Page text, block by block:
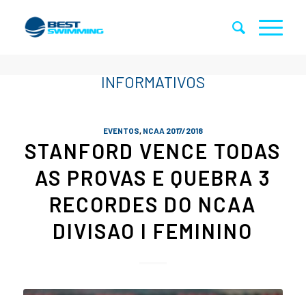
EVENTOS, NCAA 2017/2018
STANFORD VENCE TODAS
AS PROVAS E QUEBRA 3
RECORDES DO NCAA
DIVISAO I FEMININO